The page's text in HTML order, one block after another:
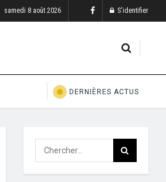
samedi 8 août 2026 S'identifier
DERNIÈRES ACTUS